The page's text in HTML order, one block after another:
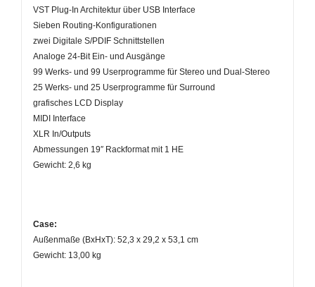
VST Plug-In Architektur über USB Interface
Sieben Routing-Konfigurationen
zwei Digitale S/PDIF Schnittstellen
Analoge 24-Bit Ein- und Ausgänge
99 Werks- und 99 Userprogramme für Stereo und Dual-Stereo
25 Werks- und 25 Userprogramme für Surround
grafisches LCD Display
MIDI Interface
XLR In/Outputs
Abmessungen 19″ Rackformat mit 1 HE
Gewicht: 2,6 kg
Case:
Außenmaße (BxHxT): 52,3 x 29,2 x 53,1 cm
Gewicht: 13,00 kg